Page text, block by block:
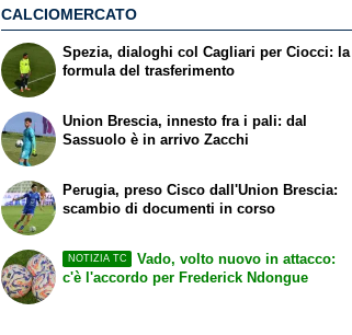
CALCIOMERCATO
Spezia, dialoghi col Cagliari per Ciocci: la
formula del trasferimento
Union Brescia, innesto fra i pali: dal
Sassuolo è in arrivo Zacchi
Perugia, preso Cisco dall'Union Brescia:
scambio di documenti in corso
NOTIZIA TC
Vado, volto nuovo in attacco:
c'è l'accordo per Frederick Ndongue